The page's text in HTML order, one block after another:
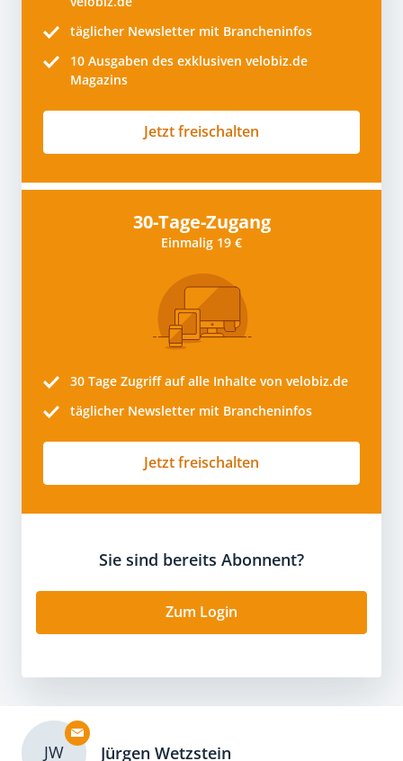
täglicher Newsletter mit Brancheninfos
10 Ausgaben des exklusiven velobiz.de
Magazins
Jetzt freischalten
30-Tage-Zugang
Einmalig 19 €
30 Tage Zugriff auf alle Inhalte von velobiz.de
täglicher Newsletter mit Brancheninfos
Jetzt freischalten
Sie sind bereits Abonnent?
Zum Login
JW Jürgen Wetzstein